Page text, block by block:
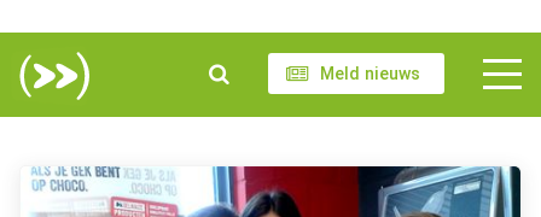
Meld nieuws